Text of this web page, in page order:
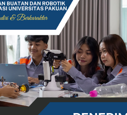
Pelajaran Berharga dari Kasus dr. Tifa
Erling Haaland: Koleksi Tas Mewah yang
Menteri PAN-RB: Peran ASN dalam
Menteri PAN-RB: Pilar Penyampaian
Inovasi Teknologi di Timur Tengah: